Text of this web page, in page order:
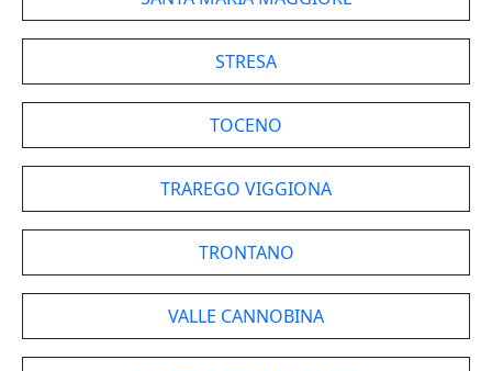
STRESA
TOCENO
TRAREGO VIGGIONA
TRONTANO
VALLE CANNOBINA